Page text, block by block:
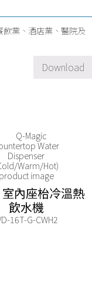
業、酒店業、醫院及
Download
室內座枱冷溫熱
飲水機
16T-G-CWH2